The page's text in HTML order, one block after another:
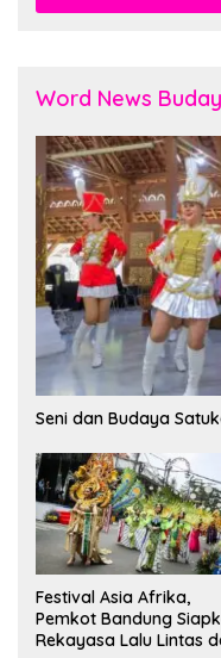
Word News
Seni dan Budaya
Festival Asia Afrika,
Pemkot Bandung
Rekayasa Lalu Lintas